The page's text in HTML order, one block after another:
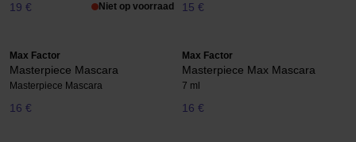
19 € Niet op voorraad 15 €
Max Factor
Masterpiece Mascara
Masterpiece Mascara
16 €
Max Factor
Masterpiece Max Mascara
7 ml
16 €